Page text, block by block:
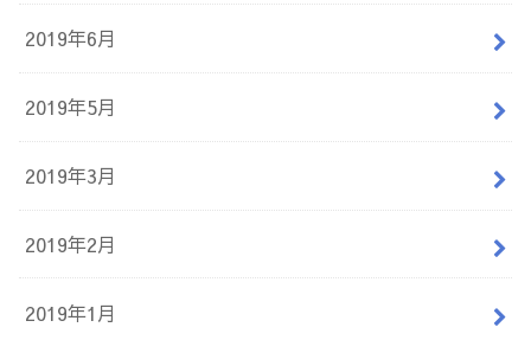
2019年6月
2019年5月
2019年3月
2019年2月
2019年1月